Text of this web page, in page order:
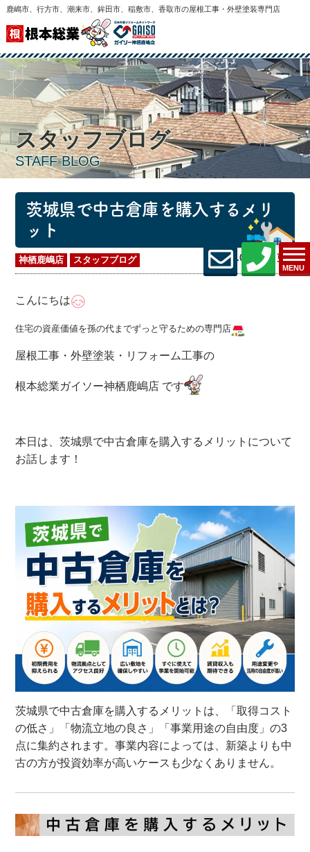
鹿嶋市、行方市、潮来市、鉾田市、稲敷市、香取市の屋根工事・外壁塗装専門店
MENU
スタッフブログ
STAFF BLOG
茨城県で中古倉庫を購入するメリ
ット
神栖鹿嶋店 スタッフブログ 2026.07.02 (Thu) 更新
こんにちは
住宅の資産価値を孫の代までずっと守るための専門店
屋根工事・外壁塗装・リフォーム工事の
根本総業ガイソー神栖鹿嶋店 です
本日は、茨城県で中古倉庫を購入するメリットについて
お話します！
茨城県で中古倉庫を購入するメリットは、「取得コスト
の低さ」「物流立地の良さ」「事業用途の自由度」の3
点に集約されます。事業内容によっては、新築よりも中
古の方が投資効率が高いケースも少なくありません。